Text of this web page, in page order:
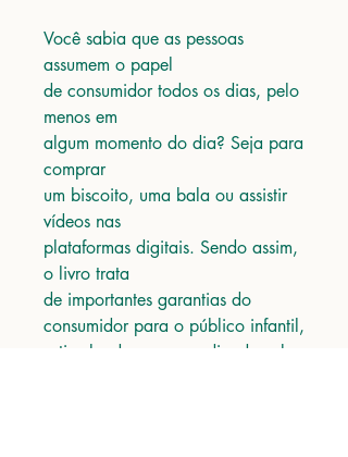
Você sabia que as pessoas
assumem o papel
de consumidor todos os dias, pelo
menos em
algum momento do dia? Seja para
comprar
um biscoito, uma bala ou assistir
vídeos nas
plataformas digitais. Sendo assim,
o livro trata
de importantes garantias do
consumidor para o público infantil,
estimulando um aprendizado sobre